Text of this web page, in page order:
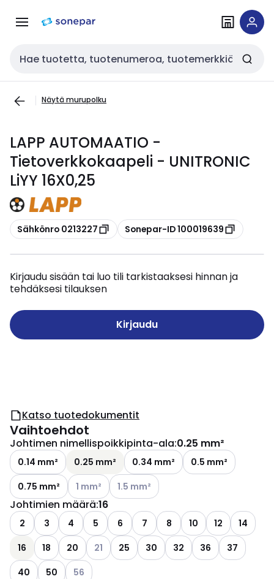
navigointiinsisältöön
Haku
Näytä murupolku
LAPP AUTOMAATIO -
Tietoverkkokaapeli - UNITRONIC
LiYY 16X0,25
Kopioi
Sähkönro 0213227 Kopioi
Sonepar-ID 100019639
Kirjaudu sisään tai luo tili tarkistaaksesi hinnan ja
tehdäksesi tilauksen
Kirjaudu
Katso tuotedokumentit
Vaihtoehdot
Johtimen nimellispoikkipinta-ala:0.25 mm²
0.14 mm² 0.25 mm² 0.34 mm²
0.5 mm²
0.75 mm²
Katso käytettävissä olevat vaihtoehdot
1 mm² Katso käytettävissä olevat
1.5 mm²
Johtimien määrä:16
2 3 4 5 6 7 8 10 12
14
16
18 20 Katso käytettävissä olevat vaihtoehdot
21 25 30 32 36
37
40
50 Katso käytettävissä olevat vaihtoehdot
56